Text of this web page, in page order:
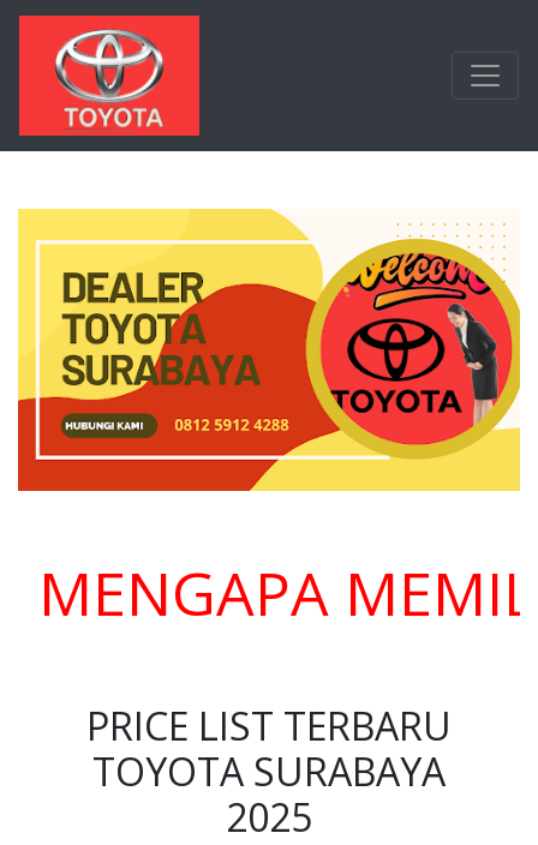
Langsung ke konten utama
MEMILIH
PRICE LIST TERBARU
TOYOTA SURABAYA
2025